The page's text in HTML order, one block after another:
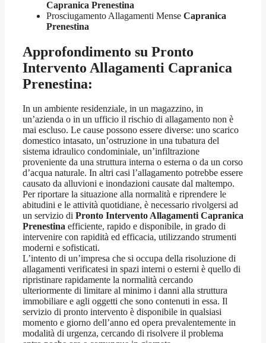
Capranica Prenestina
Prosciugamento Allagamenti Mense Capranica
Prenestina
Approfondimento su Pronto
Intervento Allagamenti Capranica
Prenestina:
In un ambiente residenziale, in un magazzino, in
un’azienda o in un ufficio il rischio di allagamento non è
mai escluso. Le cause possono essere diverse: uno scarico
domestico intasato, un’ostruzione in una tubatura del
sistema idraulico condominiale, un’infiltrazione
proveniente da una struttura interna o esterna o da un corso
d’acqua naturale. In altri casi l’allagamento potrebbe essere
causato da alluvioni e inondazioni causate dal maltempo.
Per riportare la situazione alla normalità e riprendere le
abitudini e le attività quotidiane, è necessario rivolgersi ad
un servizio di Pronto Intervento Allagamenti Capranica
Prenestina efficiente, rapido e disponibile, in grado di
intervenire con rapidità ed efficacia, utilizzando strumenti
moderni e sofisticati.
L’intento di un’impresa che si occupa della risoluzione di
allagamenti verificatesi in spazi interni o esterni è quello di
ripristinare rapidamente la normalità cercando
ulteriormente di limitare al minimo i danni alla struttura
immobiliare e agli oggetti che sono contenuti in essa. Il
servizio di pronto intervento è disponibile in qualsiasi
momento e giorno dell’anno ed opera prevalentemente in
modalità di urgenza, cercando di risolvere il problema